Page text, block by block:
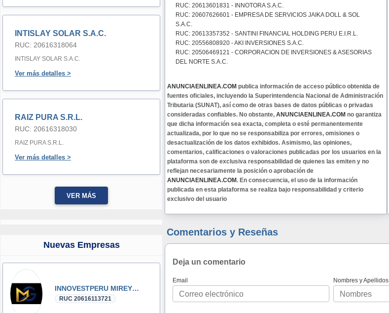
INTISLAY SOLAR S.A.C.
RUC: 20616318064
INTISLAY SOLAR S.A.C.
Ver más detalles >
RAIZ PURA S.R.L.
RUC: 20616318030
RAIZ PURA S.R.L.
Ver más detalles >
VER MÁS
Nuevas Empresas
INNOVESTPERU MIREYKA GROUP SAC
RUC 20616113721
RUC: 20613601831 - INNOTORA S.A.C.
RUC: 20607626601 - EMPRESA DE SERVICIOS JAIKA DOLL & SOL
S.A.C.
RUC: 20613357352 - SANTINI FINANCIAL HOLDING PERU E.I.R.L.
RUC: 20556808920 - AKI INVERSIONES S.A.C.
RUC: 20506469121 - CORPORACION DE INVERSIONES & ASESORIAS
DEL NORTE S.A.C.
ANUNCIAENLINEA.COM publica información de acceso público obtenida de
fuentes oficiales, incluyendo la Superintendencia Nacional de Administración
Tributaria (SUNAT), así como de otras bases de datos públicas o privadas
consideradas confiables. No obstante, ANUNCIAENLINEA.COM no garantiza
que dicha información sea exacta, completa o esté permanentemente
actualizada, por lo que no se responsabiliza por errores, omisiones o
desactualización de los datos exhibidos. Asimismo, las opiniones,
comentarios, calificaciones o valoraciones publicadas por los usuarios en la
plataforma son de exclusiva responsabilidad de quienes las emiten y no
reflejan necesariamente la posición o aprobación de
ANUNCIAENLINEA.COM. En consecuencia, el uso de la información
publicada en esta plataforma se realiza bajo responsabilidad y criterio
exclusivo del usuario
Comentarios y Reseñas
Deja un comentario
Email Nombres y Apellidos